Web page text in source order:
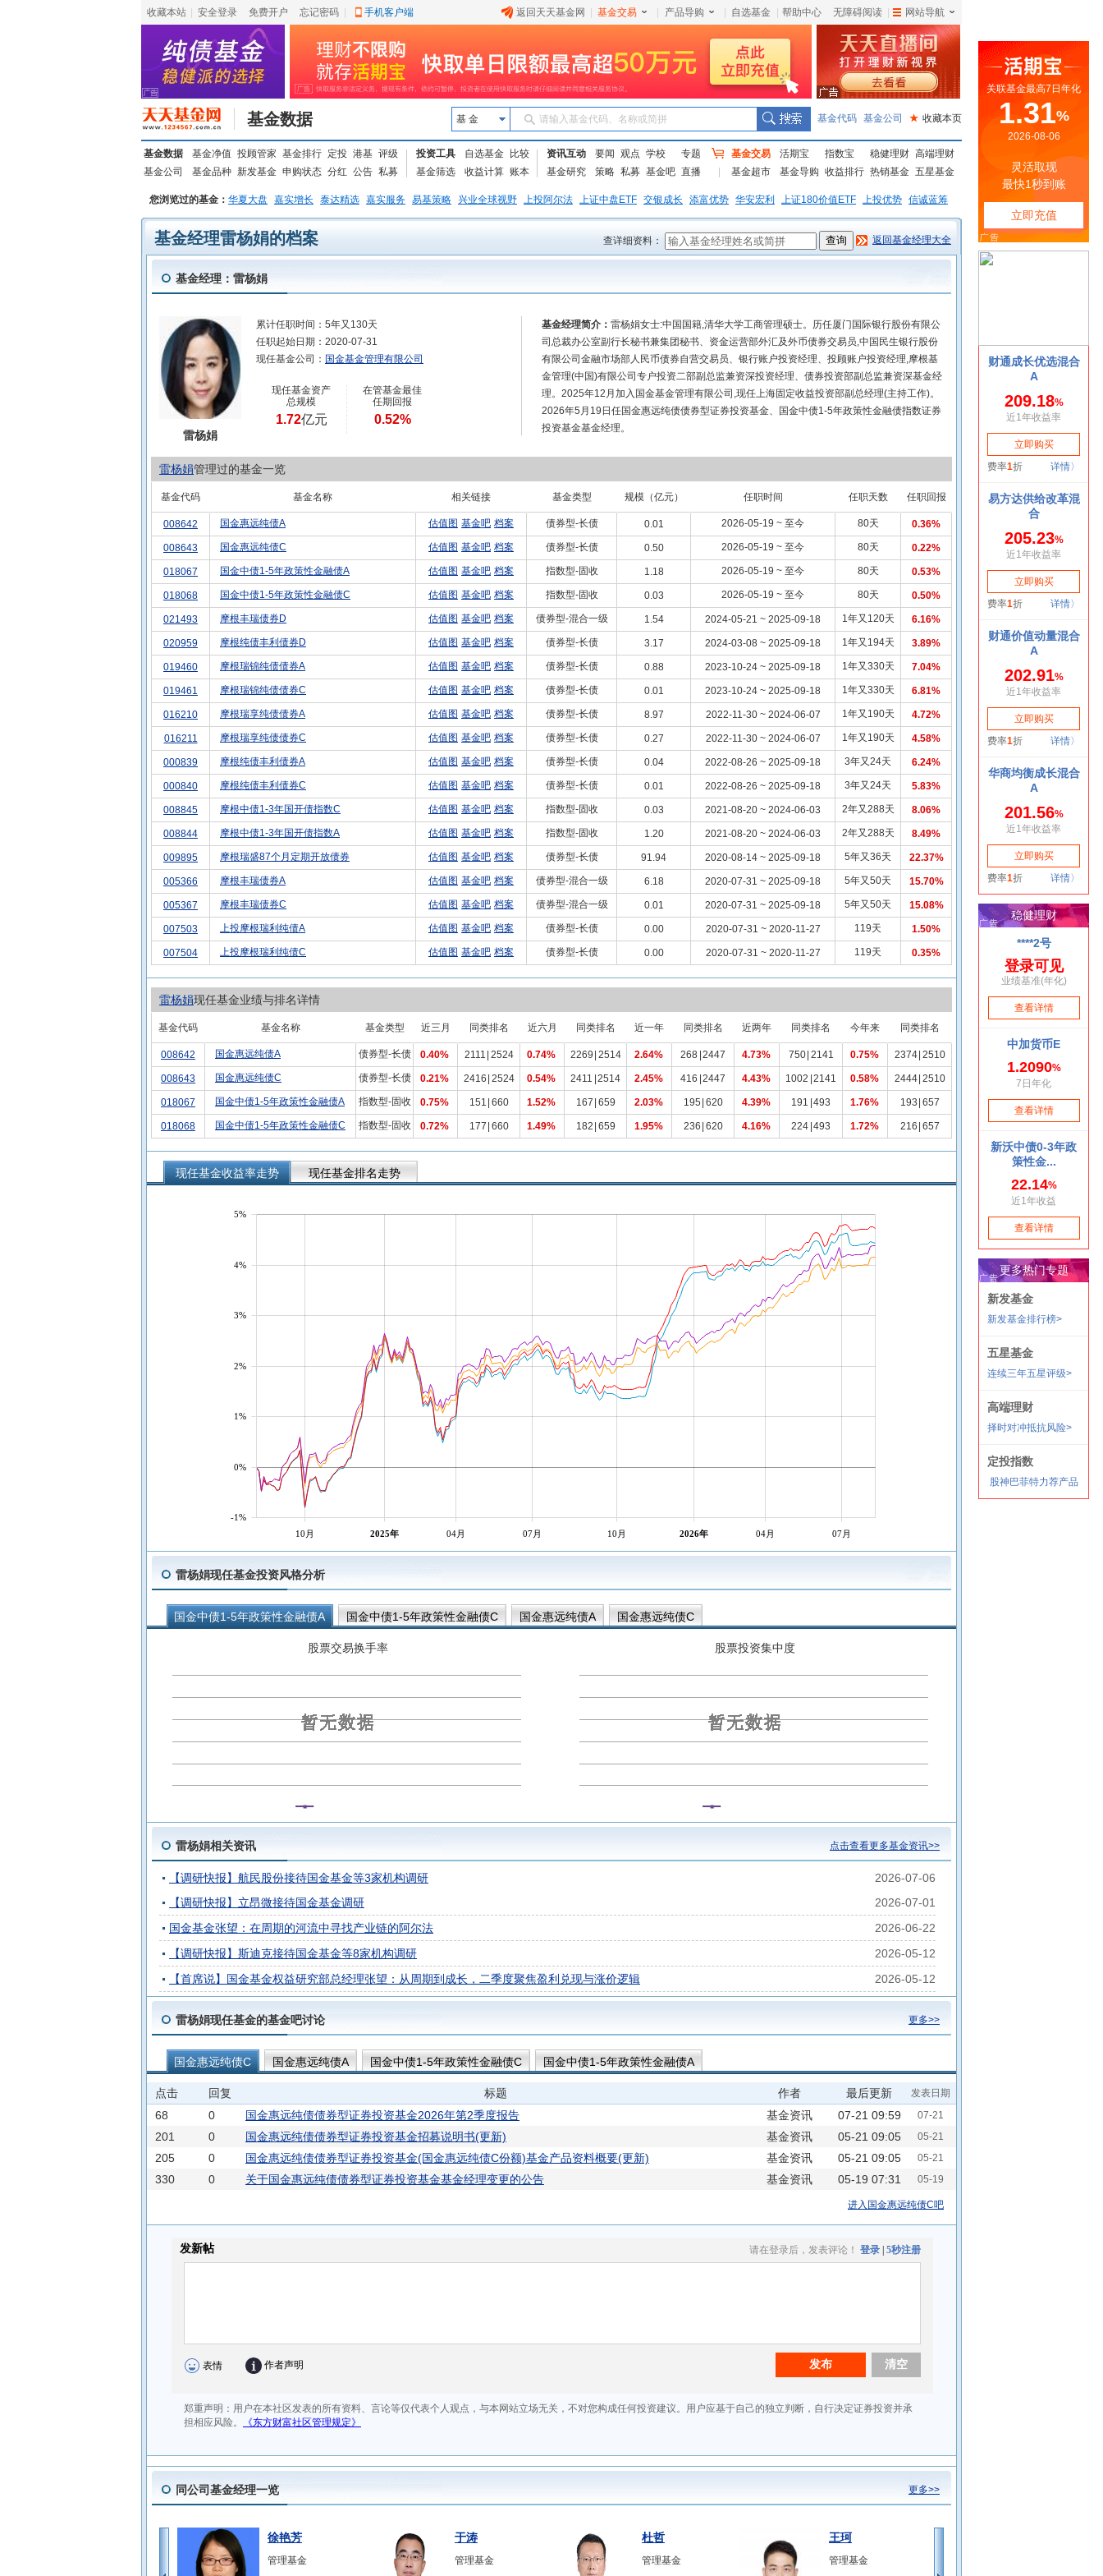
收藏本站 安全登录 免费开户 忘记密码 手机客户端 返回天天基金网 基金交易 产品导购 自选基金 帮助中心 无障碍阅读 网站导航
基金数据 基 金 请输入基金代码、名称或简拼 基金代码 基金公司 ★ 收藏本页
基金数据 基金净值 投顾管家 基金排行 定投 港基 评级
基金公司
基金品种 新发基金 申购状态 分红 公告 私募
投资工具 自选基金
比较
基金筛选
收益计算 账本
资讯互动 要闻 观点 学校
专题
基金研究
策略 私募 基金吧 直播
基金交易 活期宝 指数宝 稳健理财 高端理财
基金超市
基金导购 收益排行 热销基金 五星基金
您浏览过的基金： 华夏大盘 嘉实增长 泰达精选 嘉实服务 易基策略 兴业全球视野 上投阿尔法 上证中盘ETF 交银成长 添富优势 华安宏利 上证180价值ETF 上投优势 信诚蓝筹
基金经理雷杨娟的档案 查详细资料： 返回基金经理大全
基金经理：雷杨娟
基金经理简介： 雷杨娟女士:中国国籍,清华大学工商管理硕士。历任厦门国际银行股份有限公
司总裁办公室副行长秘书兼集团秘书、资金运营部外汇及外币债券交易员,中国民生银行股份
有限公司金融市场部人民币债券自营交易员、银行账户投资经理、投顾账户投资经理,摩根基
金管理(中国)有限公司专户投资二部副总监兼资深投资经理、债券投资部副总监兼资深基金经
理。2025年12月加入国金基金管理有限公司,现任上海固定收益投资部副总经理(主持工作)。
2026年5月19日任国金惠远纯债债券型证券投资基金、国金中债1-5年政策性金融债指数证券
投资基金基金经理。
雷杨娟
累计任职时间： 5年又130天
任职起始日期： 2020-07-31
现任基金公司： 国金基金管理有限公司
现任基金资产
总规模
1.72亿元
在管基金最佳
任期回报
0.52%
雷杨娟管理过的基金一览
基金代码 基金名称 相关链接 基金类型 规模（亿元） 任职时间 任职天数 任职回报
008642 国金惠远纯债A 估值图 基金吧 档案 债券型-长债 0.01 2026-05-19 ~ 至今 80天 0.36%
008643 国金惠远纯债C 估值图 基金吧 档案 债券型-长债 0.50 2026-05-19 ~ 至今 80天 0.22%
018067 国金中债1-5年政策性金融债A 估值图 基金吧 档案 指数型-固收 1.18 2026-05-19 ~ 至今 80天 0.53%
018068 国金中债1-5年政策性金融债C 估值图 基金吧 档案 指数型-固收 0.03 2026-05-19 ~ 至今 80天 0.50%
021493 摩根丰瑞债券D 估值图 基金吧 档案 债券型-混合一级 1.54 2024-05-21 ~ 2025-09-18 1年又120天 6.16%
020959 摩根纯债丰利债券D 估值图 基金吧 档案 债券型-长债 3.17 2024-03-08 ~ 2025-09-18 1年又194天 3.89%
019460 摩根瑞锦纯债债券A 估值图 基金吧 档案 债券型-长债 0.88 2023-10-24 ~ 2025-09-18 1年又330天 7.04%
019461 摩根瑞锦纯债债券C 估值图 基金吧 档案 债券型-长债 0.01 2023-10-24 ~ 2025-09-18 1年又330天 6.81%
016210 摩根瑞享纯债债券A 估值图 基金吧 档案 债券型-长债 8.97 2022-11-30 ~ 2024-06-07 1年又190天 4.72%
016211 摩根瑞享纯债债券C 估值图 基金吧 档案 债券型-长债 0.27 2022-11-30 ~ 2024-06-07 1年又190天 4.58%
000839 摩根纯债丰利债券A 估值图 基金吧 档案 债券型-长债 0.04 2022-08-26 ~ 2025-09-18 3年又24天 6.24%
000840 摩根纯债丰利债券C 估值图 基金吧 档案 债券型-长债 0.01 2022-08-26 ~ 2025-09-18 3年又24天 5.83%
008845 摩根中债1-3年国开债指数C 估值图 基金吧 档案 指数型-固收 0.03 2021-08-20 ~ 2024-06-03 2年又288天 8.06%
008844 摩根中债1-3年国开债指数A 估值图 基金吧 档案 指数型-固收 1.20 2021-08-20 ~ 2024-06-03 2年又288天 8.49%
009895 摩根瑞盛87个月定期开放债券 估值图 基金吧 档案 债券型-长债 91.94 2020-08-14 ~ 2025-09-18 5年又36天 22.37%
005366 摩根丰瑞债券A 估值图 基金吧 档案 债券型-混合一级 6.18 2020-07-31 ~ 2025-09-18 5年又50天 15.70%
005367 摩根丰瑞债券C 估值图 基金吧 档案 债券型-混合一级 0.01 2020-07-31 ~ 2025-09-18 5年又50天 15.08%
007503 上投摩根瑞利纯债A 估值图 基金吧 档案 债券型-长债 0.00 2020-07-31 ~ 2020-11-27 119天 1.50%
007504 上投摩根瑞利纯债C 估值图 基金吧 档案 债券型-长债 0.00 2020-07-31 ~ 2020-11-27 119天 0.35%
雷杨娟现任基金业绩与排名详情
基金代码 基金名称 基金类型 近三月 同类排名 近六月 同类排名 近一年 同类排名 近两年 同类排名 今年来 同类排名
008642 国金惠远纯债A 债券型-长债 0.40% 2111 2524 0.74% 2269 2514 2.64% 268 2447 4.73% 750 2141 0.75% 2374 2510
008643 国金惠远纯债C 债券型-长债 0.21% 2416 2524 0.54% 2411 2514 2.45% 416 2447 4.43% 1002 2141 0.58% 2444 2510
018067 国金中债1-5年政策性金融债A 指数型-固收 0.75% 151 660 1.52% 167 659 2.03% 195 620 4.39% 191 493 1.76% 193 657
018068 国金中债1-5年政策性金融债C 指数型-固收 0.72% 177 660 1.49% 182 659 1.95% 236 620 4.16% 224 493 1.72% 216 657
现任基金收益率走势 现任基金排名走势
10月 2025年 04月 07月 10月 2026年 04月 07月
-1%
0%
1%
2%
3%
4%
5%
雷杨娟现任基金投资风格分析
国金中债1-5年政策性金融债A 国金中债1-5年政策性金融债C 国金惠远纯债A 国金惠远纯债C
股票交易换手率 股票投资集中度
雷杨娟相关资讯 点击查看更多基金资讯>>
【调研快报】航民股份接待国金基金等3家机构调研
2026-07-06
【调研快报】立昂微接待国金基金调研
2026-07-01
国金基金张望：在周期的河流中寻找产业链的阿尔法
2026-06-22
【调研快报】斯迪克接待国金基金等8家机构调研
2026-05-12
【首席说】国金基金权益研究部总经理张望：从周期到成长，二季度聚焦盈利兑现与涨价逻辑
2026-05-12
雷杨娟现任基金的基金吧讨论 更多>>
国金惠远纯债C 国金惠远纯债A 国金中债1-5年政策性金融债C 国金中债1-5年政策性金融债A
点击 回复 标题 作者 最后更新 发表日期
68 0 国金惠远纯债债券型证券投资基金2026年第2季度报告 基金资讯 07-21 09:59 07-21
201 0 国金惠远纯债债券型证券投资基金招募说明书(更新) 基金资讯 05-21 09:05 05-21
205 0 国金惠远纯债债券型证券投资基金(国金惠远纯债C份额)基金产品资料概要(更新) 基金资讯 05-21 09:05 05-21
330 0 关于国金惠远纯债债券型证券投资基金基金经理变更的公告 基金资讯 05-19 07:31 05-19
进入国金惠远纯债C吧
同公司基金经理一览 更多>>
徐艳芳
管理基金
于涛
管理基金
杜哲
管理基金
王珂
管理基金